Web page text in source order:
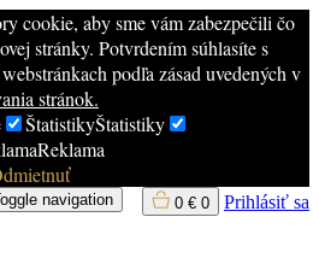
cookie, aby sme vám zabezpečili čo
stránky. Potvrdením súhlasíte s
podľa zásad uvedených v
stránok.
ŠtatistikyŠtatistiky
Reklama
0 € 0 Prihlásiť sa
navigation